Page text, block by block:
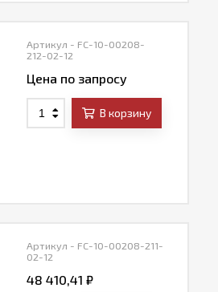
Артикул - FC-10-00208-
212-02-12
Цена по запросу
В корзину
Артикул - FC-10-00208-211-
02-12
48 410,41 ₽